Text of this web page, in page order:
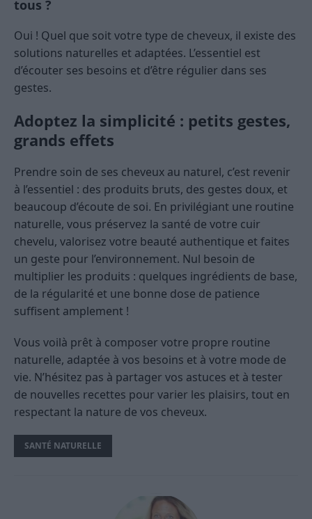
tous ?
Oui ! Quel que soit votre type de cheveux, il existe des
solutions naturelles et adaptées. L’essentiel est
d’écouter ses besoins et d’être régulier dans ses
gestes.
Adoptez la simplicité : petits gestes,
grands effets
Prendre soin de ses cheveux au naturel, c’est revenir
à l’essentiel : des produits bruts, des gestes doux, et
beaucoup d’écoute de soi. En privilégiant une routine
naturelle, vous préservez la santé de votre cuir
chevelu, valorisez votre beauté authentique et faites
un geste pour l’environnement. Nul besoin de
multiplier les produits : quelques ingrédients de base,
de la régularité et une bonne dose de patience
suffisent amplement !
Vous voilà prêt à composer votre propre routine
naturelle, adaptée à vos besoins et à votre mode de
vie. N’hésitez pas à partager vos astuces et à tester
de nouvelles recettes pour varier les plaisirs, tout en
respectant la nature de vos cheveux.
SANTÉ NATURELLE